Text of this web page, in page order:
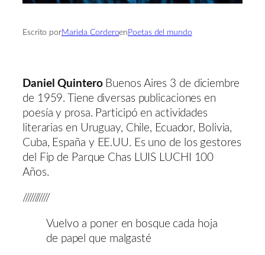
Escrito porMariela Corderoen Poetas del mundo
Daniel Quintero Buenos Aires 3 de diciembre
de 1959. Tiene diversas publicaciones en
poesía y prosa. Participó en actividades
literarias en Uruguay, Chile, Ecuador, Bolivia,
Cuba, España y EE.UU. Es uno de los gestores
del Fip de Parque Chas LUIS LUCHI 100
Años.
///////////
Vuelvo a poner en bosque cada hoja
de papel que malgasté